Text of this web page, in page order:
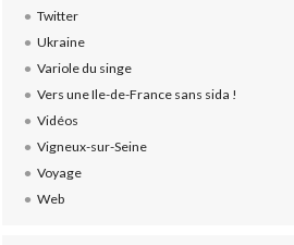
Twitter
Ukraine
Variole du singe
Vers une Ile-de-France sans sida !
Vidéos
Vigneux-sur-Seine
Voyage
Web